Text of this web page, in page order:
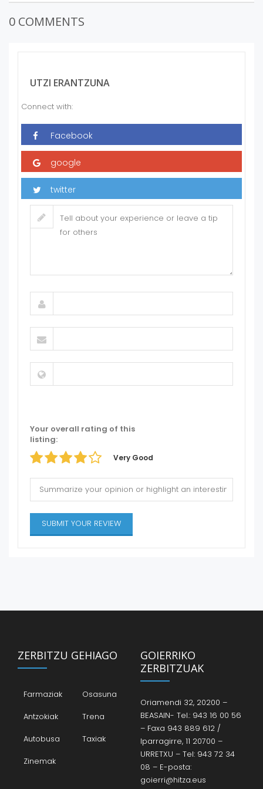
0 COMMENTS
UTZI ERANTZUNA
Connect with:
Your overall rating of this
listing:
Very Good
ZERBITZU GEHIAGO
Farmaziak
Osasuna
Antzokiak
Trena
Autobusa
Taxiak
Zinemak
GOIERRIKO
ZERBITZUAK
Oriamendi 32, 20200 –
BEASAIN- Tel.: 943 16 00 56
– Faxa 943 889 612 /
Iparragirre, 11 20700 –
URRETXU – Tel: 943 72 34
08 – E-posta:
goierri@hitza.eus